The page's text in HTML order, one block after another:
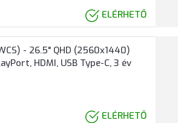
ELÉRHETŐ
- 26.5" QHD (2560x1440)
HDMI, USB Type-C, 3 év
ELÉRHETŐ